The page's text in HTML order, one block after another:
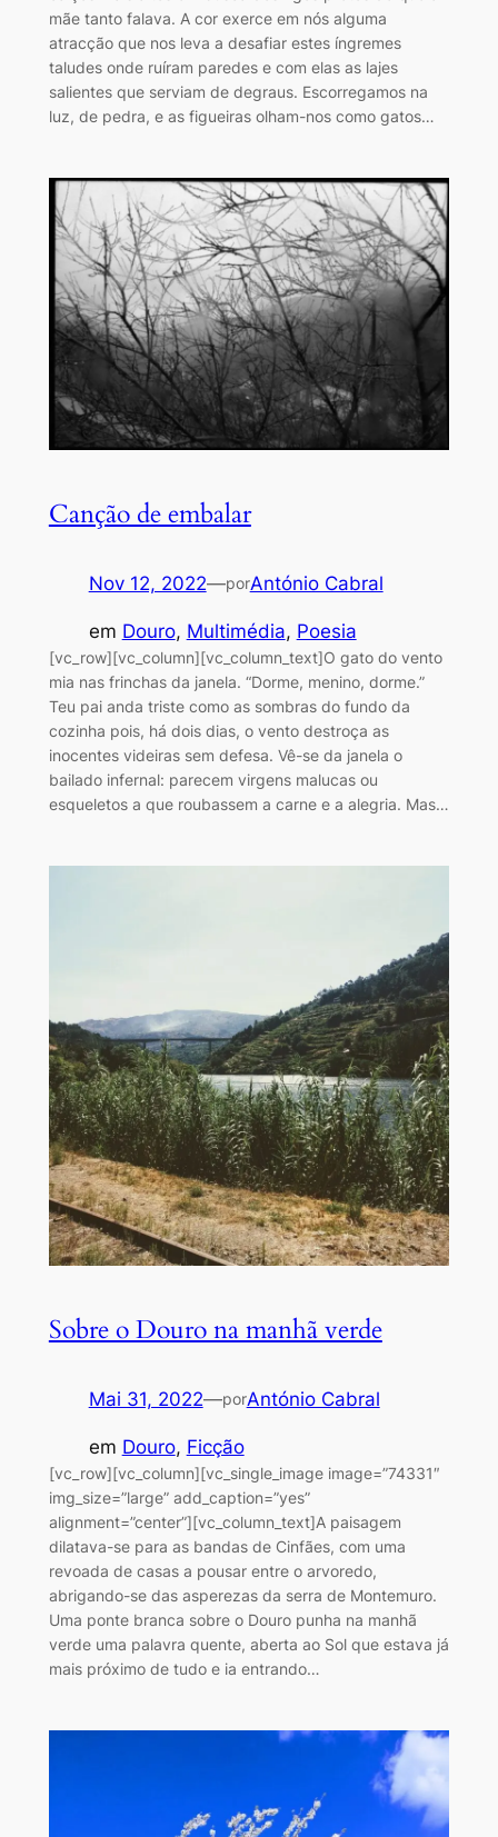
mãe tanto falava. A cor exerce em nós alguma
atracção que nos leva a desafiar estes íngremes
taludes onde ruíram paredes e com elas as lajes
salientes que serviam de degraus. Escorregamos na
luz, de pedra, e as figueiras olham-nos como gatos…
Canção de embalar
Nov 12, 2022—porAntónio Cabral
em Douro, Multimédia, Poesia
[vc_row][vc_column][vc_column_text]O gato do vento
mia nas frinchas da janela. “Dorme, menino, dorme.”
Teu pai anda triste como as sombras do fundo da
cozinha pois, há dois dias, o vento destroça as
inocentes videiras sem defesa. Vê-se da janela o
bailado infernal: parecem virgens malucas ou
esqueletos a que roubassem a carne e a alegria. Mas…
Sobre o Douro na manhã verde
Mai 31, 2022—porAntónio Cabral
em Douro, Ficção
[vc_row][vc_column][vc_single_image image=”74331″
img_size=”large” add_caption=”yes”
alignment=”center”][vc_column_text]A paisagem
dilatava-se para as bandas de Cinfães, com uma
revoada de casas a pousar entre o arvoredo,
abrigando-se das asperezas da serra de Montemuro.
Uma ponte branca sobre o Douro punha na manhã
verde uma palavra quente, aberta ao Sol que estava já
mais próximo de tudo e ia entrando…